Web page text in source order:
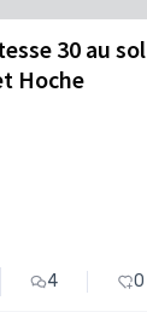
30 au sol
Hoche
4 0